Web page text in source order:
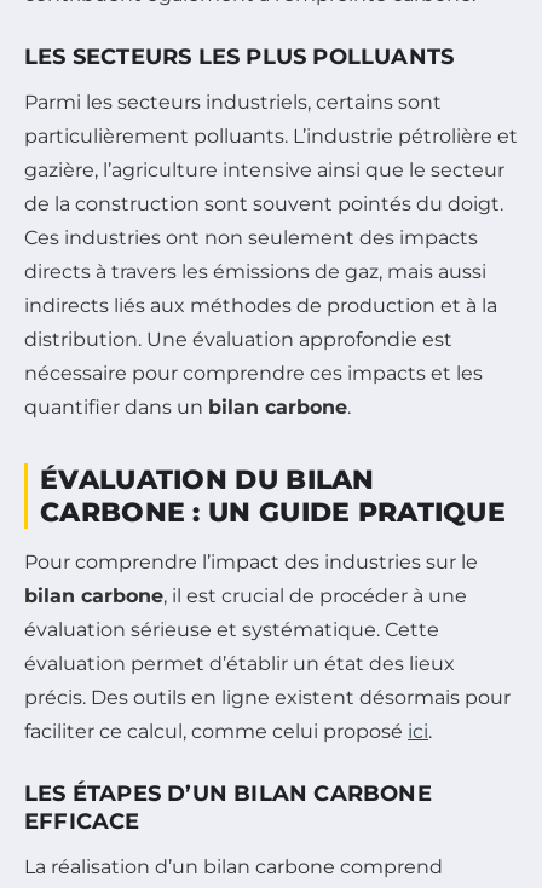
LES SECTEURS LES PLUS POLLUANTS
Parmi les secteurs industriels, certains sont
particulièrement polluants. L’industrie pétrolière et
gazière, l’agriculture intensive ainsi que le secteur
de la construction sont souvent pointés du doigt.
Ces industries ont non seulement des impacts
directs à travers les émissions de gaz, mais aussi
indirects liés aux méthodes de production et à la
distribution. Une évaluation approfondie est
nécessaire pour comprendre ces impacts et les
quantifier dans un bilan carbone.
ÉVALUATION DU BILAN
CARBONE : UN GUIDE PRATIQUE
Pour comprendre l’impact des industries sur le
bilan carbone, il est crucial de procéder à une
évaluation sérieuse et systématique. Cette
évaluation permet d’établir un état des lieux
précis. Des outils en ligne existent désormais pour
faciliter ce calcul, comme celui proposé ici.
LES ÉTAPES D’UN BILAN CARBONE
EFFICACE
La réalisation d’un bilan carbone comprend